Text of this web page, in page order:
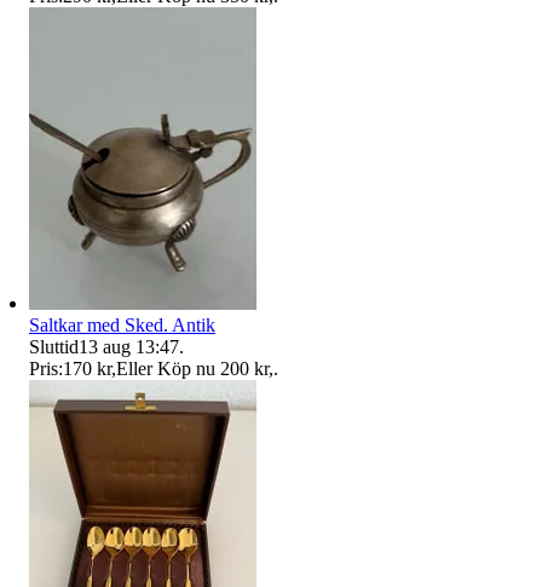
Saltkar med Sked. Antik
Sluttid13 aug 13:47.
Pris:170 kr,Eller Köp nu 200 kr,.